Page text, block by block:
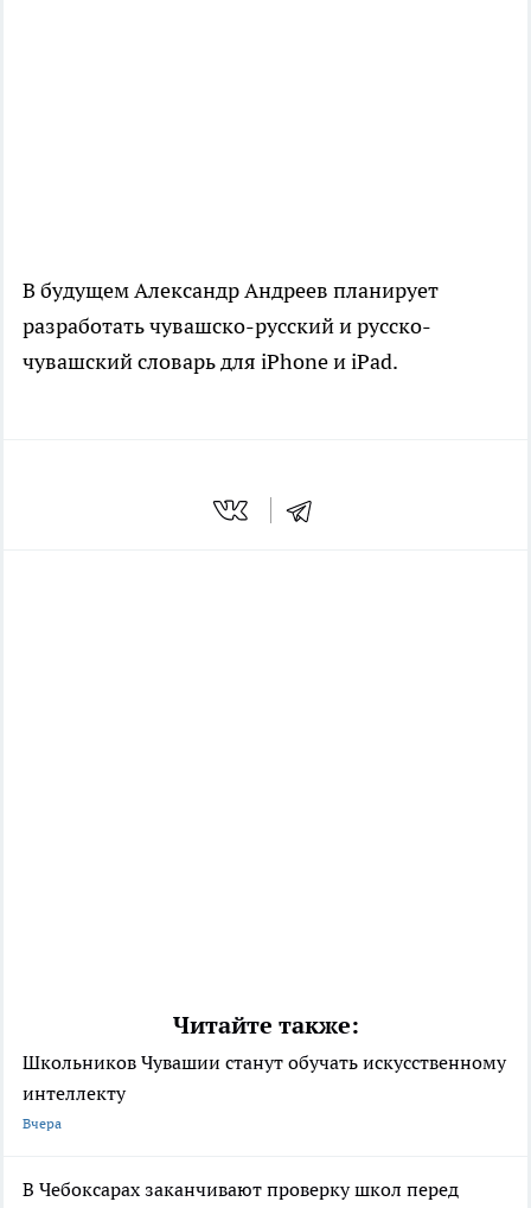
В будущем Александр Андреев планирует
разработать чувашско-русский и русско-
чувашский словарь для iPhone и iPad.
Читайте также:
Школьников Чувашии станут обучать искусственному
интеллекту
Вчера
В Чебоксарах заканчивают проверку школ перед